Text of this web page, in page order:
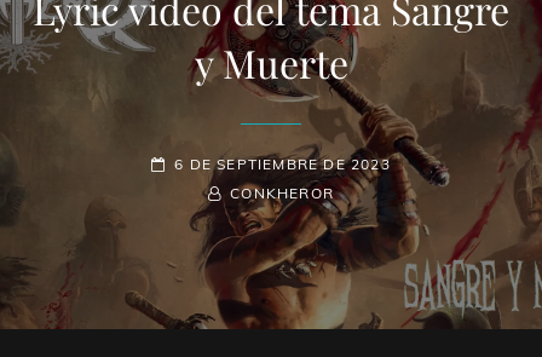
y Muerte
PUBLICADO
6 DE SEPTIEMBRE DE 2023
POR
LÍNEA
BYLINE
CONKHEROR